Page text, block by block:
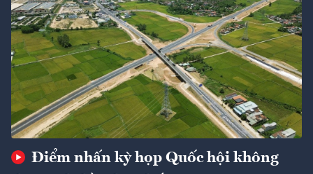
Điểm nhấn kỳ họp Quốc hội không